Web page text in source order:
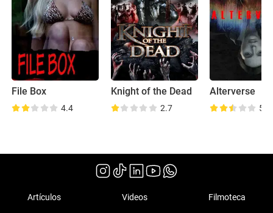
File Box
4.4
Knight of the Dead
2.7
Alterverse
5.0
Artículos Videos Filmoteca